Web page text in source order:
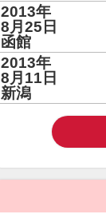
2013年
8月25日
函館
2013年
8月11日
新潟